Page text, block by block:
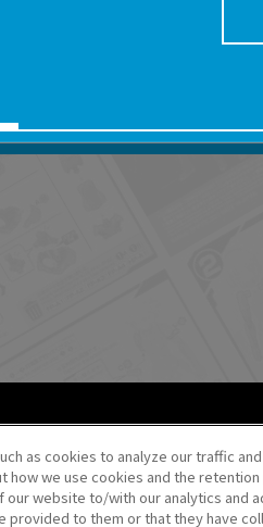
ALL RIGHTS RESERVED.
・サンライズ・MBS
・SUNRISE・MBS
GAME FREAK・TV Tokyo・ShoPro・
Inc./GAME FREAK inc.
as cookies to analyze our traffic
how we use cookies and the
website to/with our analytics and
provided to them or that they have
■掲載している取扱説明書
■対象商品仕様の変更など
■当社は、取扱説明書の正
■お客様のご利用環境によ
器、ネットワークへの障
■当社は、本サービスの内